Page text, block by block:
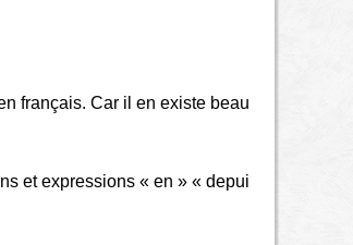
français. Car il en existe beau
et expressions « en » « depui